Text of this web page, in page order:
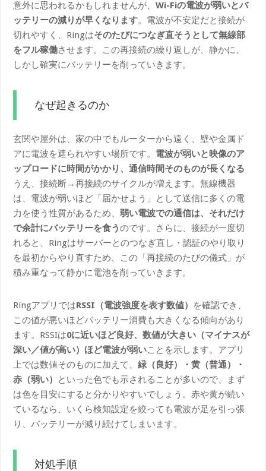
意外に思われるかもしれませんが、Wi-Fiの電波が弱いとバ
ッテリーの減りが早くなります。電波が不安定だと接続が
切れやすく、Ringはそのたびにつなぎ直そうとして無線部
をフル稼働させます。この再接続の繰り返しが、静かに、
しかし確実にバッテリーを削っていきます。
なぜ起きるのか
玄関や屋外は、家の中でもルーターから遠く、壁や金属ド
アに電波を遮られやすい場所です。 電波が弱いと映像のア
ップロードに時間がかかり、通信時間そのものが長くなる
うえ、接続断→再接続のサイクルが増えます。無線機器
は、電波が弱いほど「届かせよう」として送信に多くの電
力を使う性質があるため、弱い電波での通信は、それだけ
で余計にバッテリーを食うのです。さらに、接続が一度切
れると、Ringはサーバーとのつなぎ直し・認証のやり取り
を最初からやり直すため、この「再接続のたびの儀式」が
積み重なって静かに電池を削っていきます。
RingアプリではRSSI（電波強度を表す数値） を確認でき、
この値が悪いほどバッテリー消費も大きくなる傾向があり
ます。RSSIは0に近いほど良好、数値が大きい（マイナスが
深い／値が高い）ほど電波が弱いことを示します。アプリ
上では数値そのものに加えて、緑（良好）・黄（普通）・
赤（弱い） といった色でも示されることが多いので、まず
は色を目安にすると分かりやすいでしょう。赤や黄が続い
ているなら、いくら検知設定を絞っても電波が足を引っ張
り、バッテリーが減り続けてしまいます。
対処手順